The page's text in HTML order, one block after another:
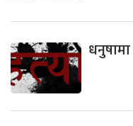
धनुषामा